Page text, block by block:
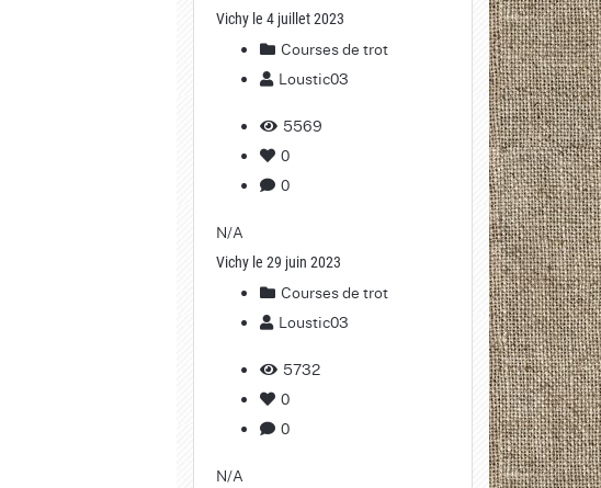
Vichy le 4 juillet 2023
Courses de trot
Loustic03
5569
0
0
N/A
Vichy le 29 juin 2023
Courses de trot
Loustic03
5732
0
0
N/A